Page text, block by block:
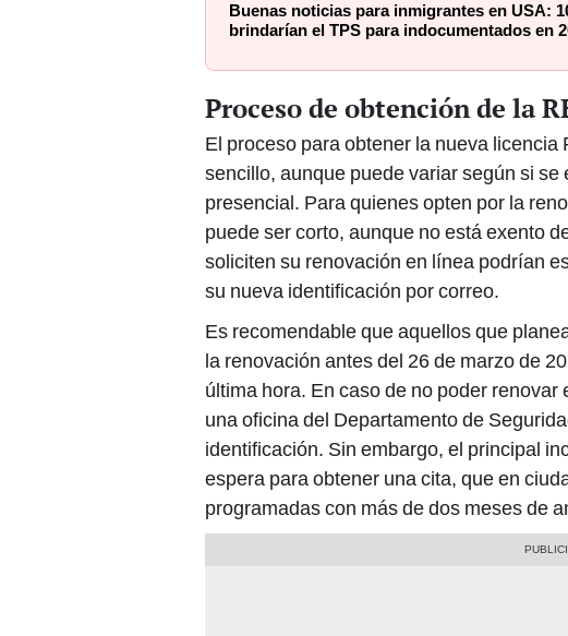
Buenas noticias para inmigrantes en USA:
brindarían el TPS para indocumentados en
Proceso de obtención de la
El proceso para obtener la nueva
sencillo, aunque puede variar según si
presencial. Para quienes opten por la
puede ser corto, aunque no está exento
soliciten su renovación en línea podrían
su nueva identificación por correo.
Es recomendable que aquellos que
la renovación antes del 26 de marzo de
última hora. En caso de no poder
una oficina del Departamento de
identificación. Sin embargo, el principal
espera para obtener una cita, que en
programadas con más de dos meses de